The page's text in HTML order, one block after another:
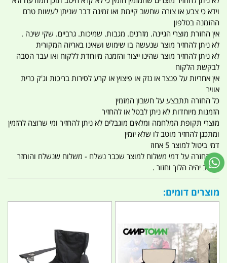
וידא כי צבע או צורה שחשב קיימת ואו זמינה דבר שניתן לעשות טרם
ההזמנה בטלפון
אין החזרת מוצרי הגיינה. מזרנים. מגבות. שמיכות. גרביים. שקי שינה .
לא ניתן להחזיר מוצר שנעשה בו שימוש ושאינו באריזה המקורית
לא ניתן להחזיר מוצר שהינו ייצור והזמנה מיוחדת ללקוח ואו עבר הסבה
לבקשת הלקוח
אין אחריות על פנצר או נזק או פיצוץ או קרע לסירות בריכות וג'ק כרית
אוויר
כל החזרה תתבצע על חשבון המזמין
הזמנות מיוחדות לא ניתן לבטל או להחזיר
מוצרי תקופת המלחמה ומלאים מוגבלים לא ניתן להחזיר ומי שרוצה להזמין
ומתכנן להחזיר מוטב לו שלא יזמין
דמי ביטול למוצר 5 אחוז
אין החזרה על דמי משלוח למוצר שכבר נשלח - משלוח שנשלח והוחזר
החיוב יהיה הלוך וחזור .
מוצרים דומים: